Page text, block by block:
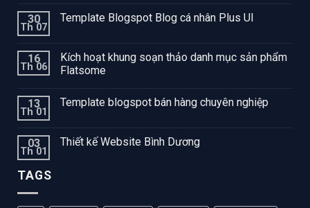
30
Th 07
Template Blogspot Blog cá nhân Plus UI
16
Th 06
Kích hoạt khung soạn thảo danh mục sản phẩm
Flatsome
13
Th 01
Template blogspot bán hàng chuyên nghiệp
03
Th 01
Thiết kế Website Bình Dương
TAGS